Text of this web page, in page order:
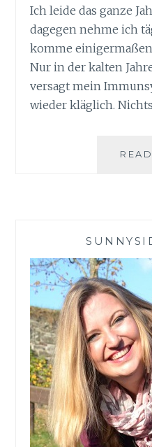
Ich leide das ganze
dagegen nehme ich
komme
Nur in der kalten
versagt mein
wieder kläglich.